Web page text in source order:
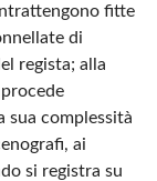
fitte
di
regista; alla
sua complessità
ai
si registra su